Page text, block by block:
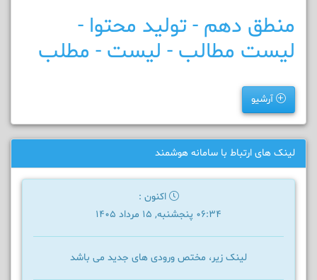
منطق دهم - تولید محتوا -
لیست مطالب - لیست - مطلب
آرشیو
لینک های ارتباط با سامانه هوشمند
اکنون :
06:34 پنجشنبه, 15 مرداد 1405
لینک زیر، مختص ورودی های جدید می باشد